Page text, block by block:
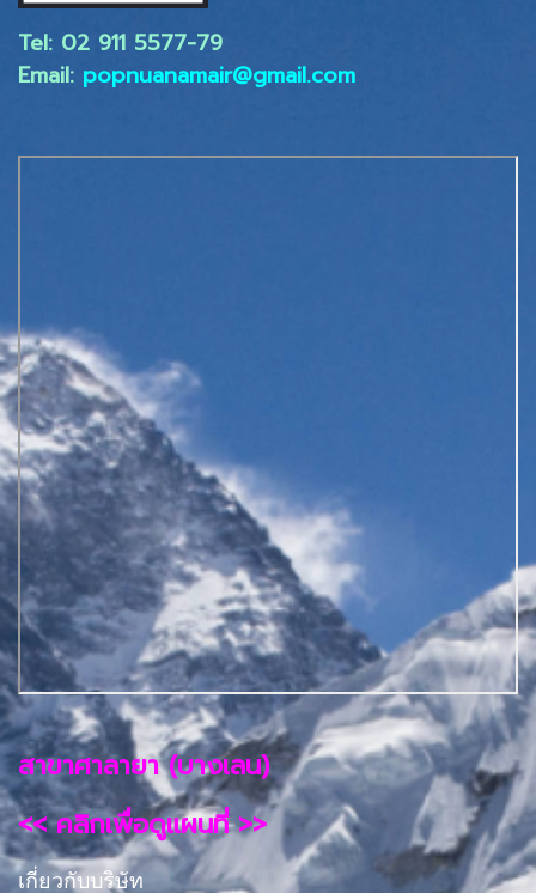
Tel: 02 ​911 5577-79
Email: popnuanamair@gmail.com
สาขาศาลายา (บางเลน)
<< คลิกเพื่อดูแผนที่ >>
เกี่ยวกับบริษัท